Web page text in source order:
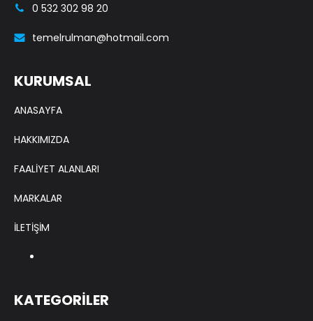
0 532 302 98 20
temelrulman@hotmail.com
KURUMSAL
ANASAYFA
HAKKIMIZDA
FAALİYET ALANLARI
MARKALAR
İLETİŞİM
KATEGORİLER